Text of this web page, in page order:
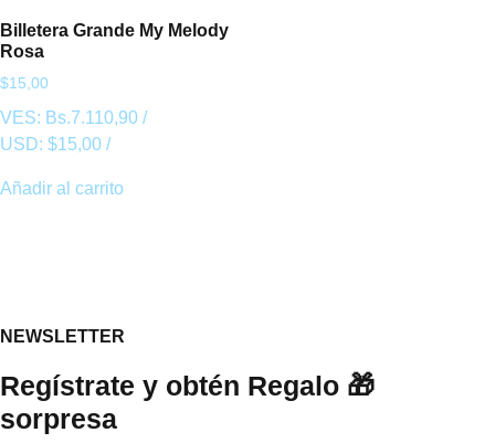
Billetera Grande My Melody
Rosa
$15,00
VES: Bs.7.110,90 /
USD: $15,00 /
Añadir al carrito
NEWSLETTER
Regístrate y obtén Regalo 🎁
sorpresa